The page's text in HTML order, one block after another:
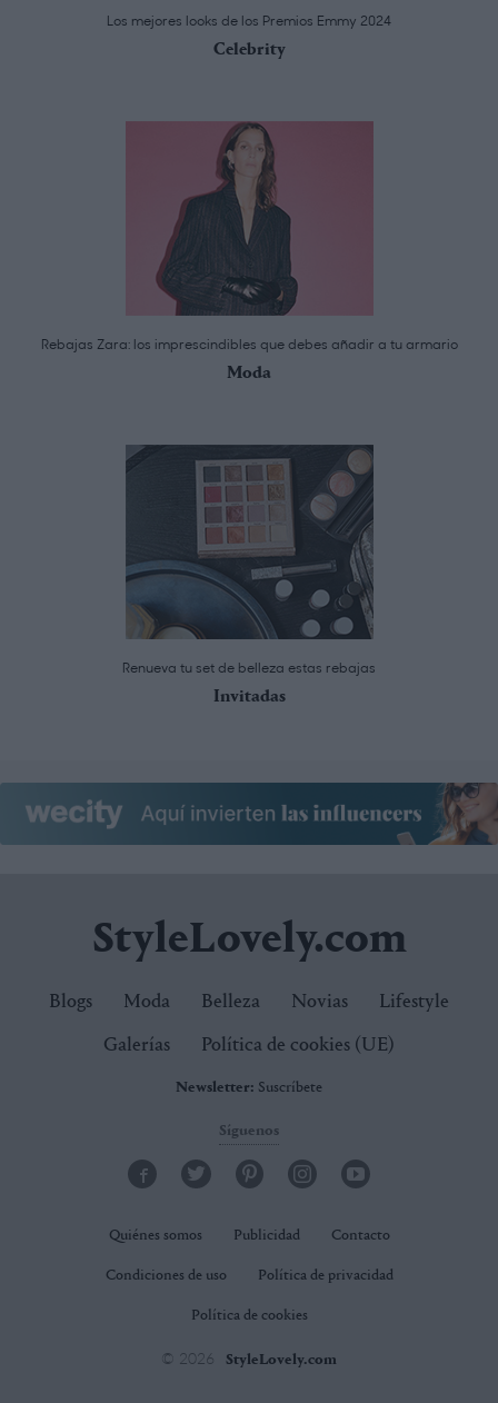
Los mejores looks de los Premios Emmy 2024
Celebrity
Rebajas Zara: los imprescindibles que debes añadir a tu armario
Moda
Renueva tu set de belleza estas rebajas
Invitadas
StyleLovely.com
Blogs Moda Belleza Novias Lifestyle
Galerías Política de cookies (UE)
Newsletter: Suscríbete
Síguenos
Quiénes somos Publicidad Contacto
Condiciones de uso Política de privacidad
Política de cookies
© 2026 StyleLovely.com